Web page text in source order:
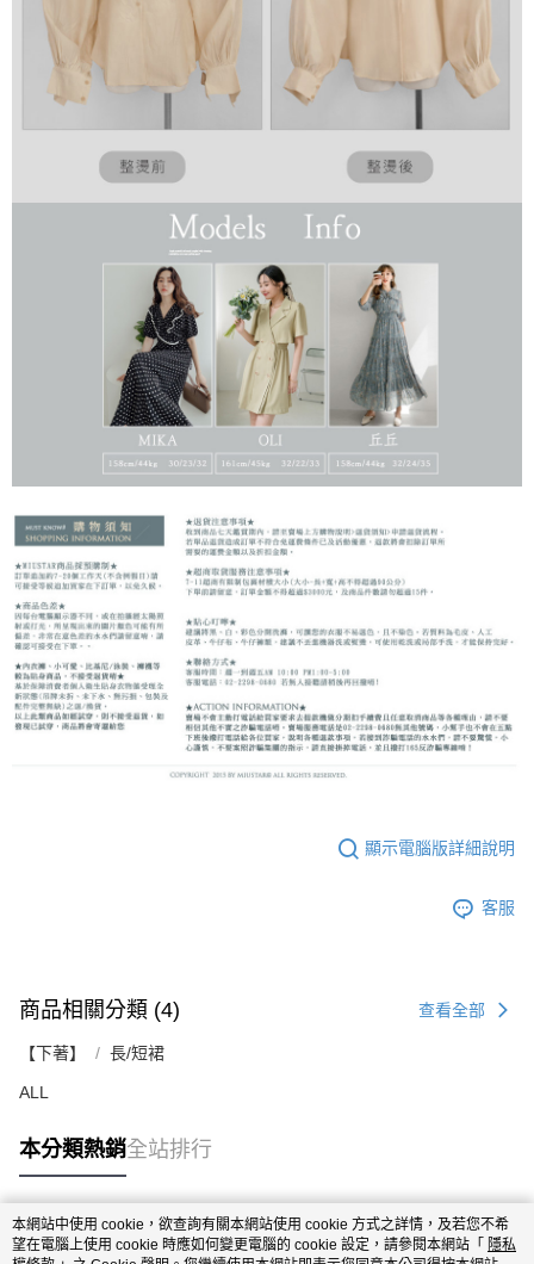
顯示電腦版詳細說明
客服
商品相關分類 (4) 查看全部
【下著】 長/短裙
ALL
本分類熱銷全站排行
熱門標籤
本網站中使用 cookie，欲查詢有關本網站使用 cookie 方式之詳情，及若您不希
望在電腦上使用 cookie 時應如何變更電腦的 cookie 設定，請參閱本網站「 隱私